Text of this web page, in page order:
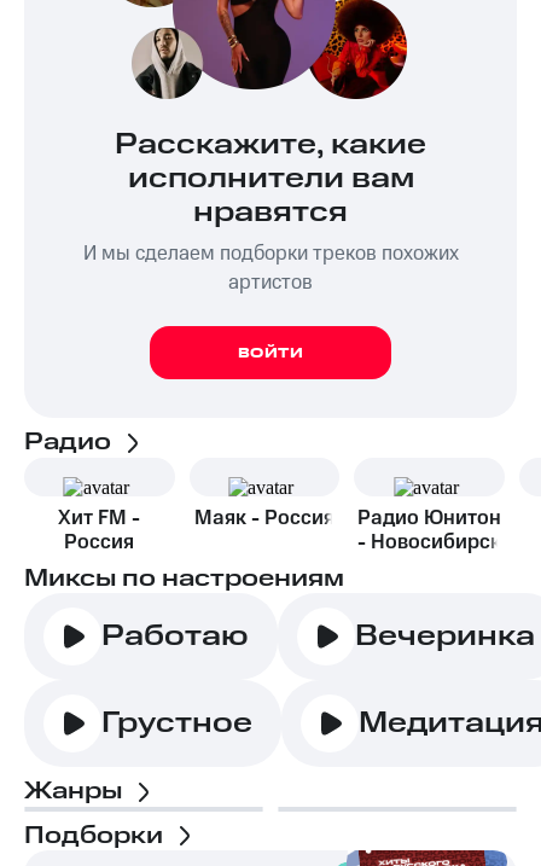
Расскажите, какие
исполнители вам
нравятся
И мы сделаем подборки треков похожих
артистов
ВОЙТИ
Радио
Хит FM -
Россия
Маяк - Россия
Радио Юнитон
- Новосибирск
Миксы по настроениям
Работаю Вечеринка
Грустное
Жанры
Подборки